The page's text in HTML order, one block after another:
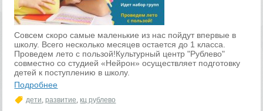
Совсем скоро самые маленькие из нас пойдут впервые в
школу. Всего несколько месяцев остается до 1 класса.
Проведем лето с пользой!Культурный центр "Рублево"
совместно со студией «Нейрон» осуществляет подготовку
детей к поступлению в школу.
Подробнее
дети,развитие,кц рублево